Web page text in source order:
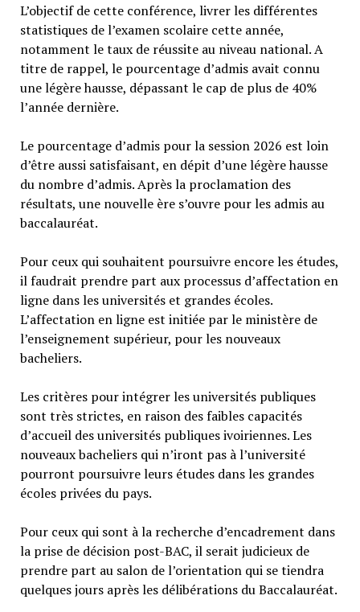
L’objectif de cette conférence, livrer les différentes
statistiques de l’examen scolaire cette année,
notamment le taux de réussite au niveau national. A
titre de rappel, le pourcentage d’admis avait connu
une légère hausse, dépassant le cap de plus de 40%
l’année dernière.
Le pourcentage d’admis pour la session 2026 est loin
d’être aussi satisfaisant, en dépit d’une légère hausse
du nombre d’admis. Après la proclamation des
résultats, une nouvelle ère s’ouvre pour les admis au
baccalauréat.
Pour ceux qui souhaitent poursuivre encore les études,
il faudrait prendre part aux processus d’affectation en
ligne dans les universités et grandes écoles.
L’affectation en ligne est initiée par le ministère de
l’enseignement supérieur, pour les nouveaux
bacheliers.
Les critères pour intégrer les universités publiques
sont très strictes, en raison des faibles capacités
d’accueil des universités publiques ivoiriennes. Les
nouveaux bacheliers qui n’iront pas à l’université
pourront poursuivre leurs études dans les grandes
écoles privées du pays.
Pour ceux qui sont à la recherche d’encadrement dans
la prise de décision post-BAC, il serait judicieux de
prendre part au salon de l’orientation qui se tiendra
quelques jours après les délibérations du Baccalauréat.